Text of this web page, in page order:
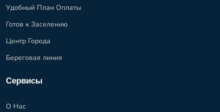
Удобный План Оплаты
Готов к Заселению
Центр Города
Береговая линия
Сервисы
О Нас